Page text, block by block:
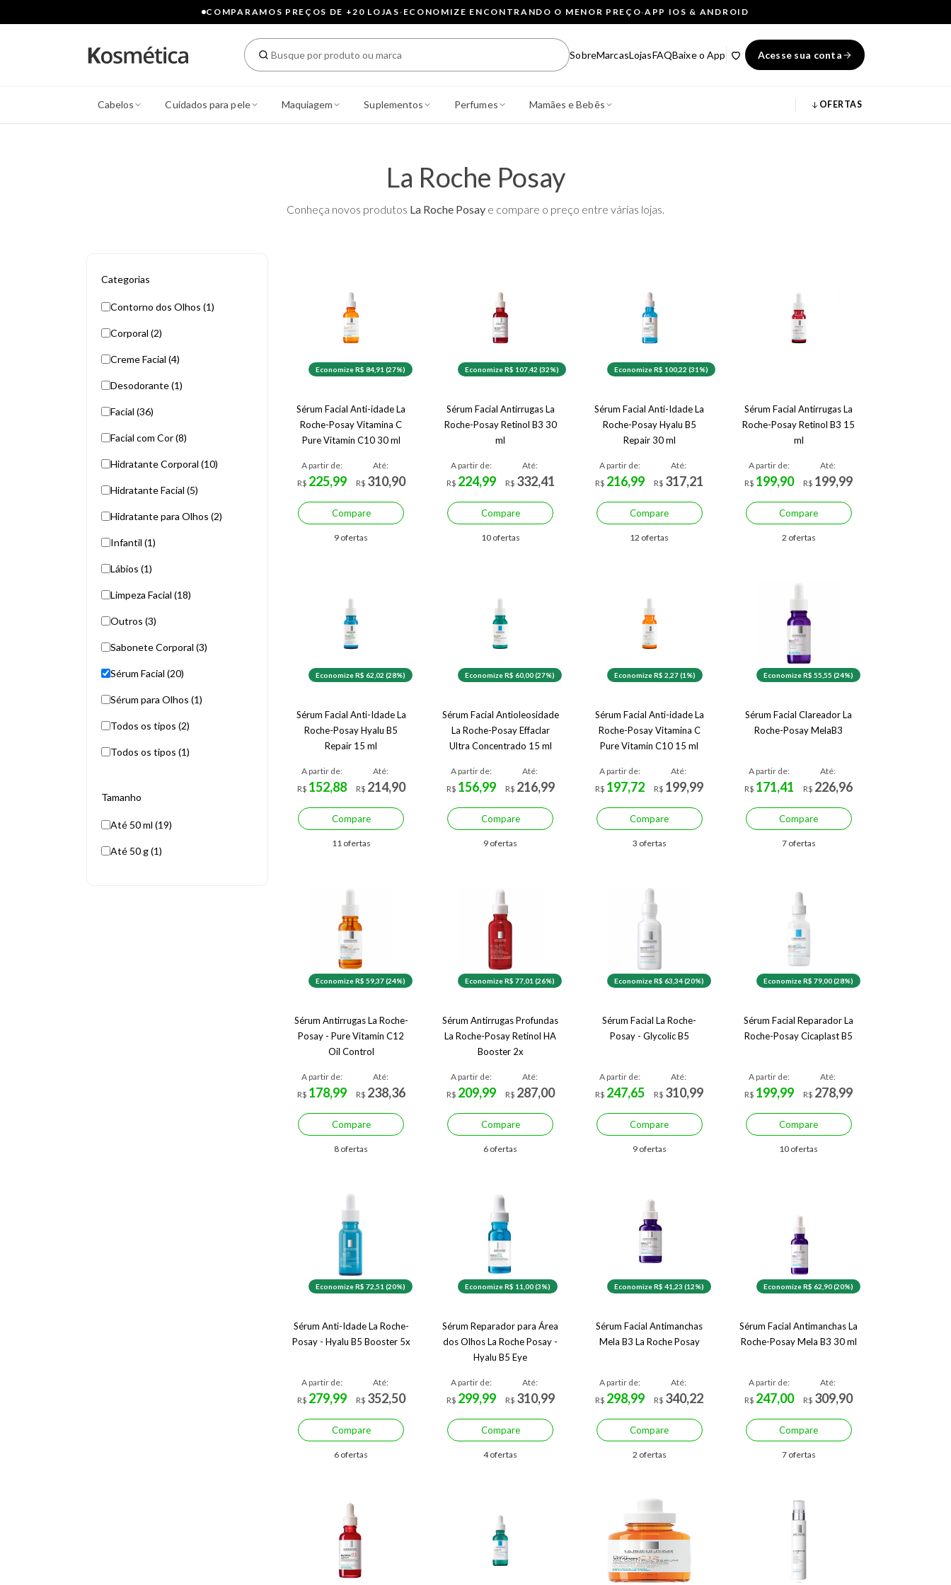
COMPARAMOS PREÇOS DE +20 LOJAS· ECONOMIZE ENCONTRANDO O MENOR PREÇO·APP IOS & ANDROID
SobreMarcasLojasFAQBaixe o App Acesse sua conta
Cabelos Cuidados para pele Maquiagem Suplementos Perfumes Mamães e Bebês OFERTAS
La Roche Posay
Conheça novos produtos La Roche Posay e compare o preço entre várias lojas.
Categorias
Contorno dos Olhos (1)
Corporal (2)
Creme Facial (4)
Desodorante (1)
Facial (36)
Facial com Cor (8)
Hidratante Corporal (10)
Hidratante Facial (5)
Hidratante para Olhos (2)
Infantil (1)
Lábios (1)
Limpeza Facial (18)
Outros (3)
Sabonete Corporal (3)
Sérum Facial (20)
Sérum para Olhos (1)
Todos os tipos (2)
Todos os tipos (1)
Tamanho
Até 50 ml (19)
Até 50 g (1)
Economize R$ 84,91 (27%)
Sérum Facial Anti-idade La
Roche-Posay Vitamina C
Pure Vitamin C10 30 ml
A partir de:
R$ 225,99
Até:
R$ 310,90
Compare
9 ofertas
Economize R$ 107,42 (32%)
Sérum Facial Antirrugas La
Roche-Posay Retinol B3 30
ml
A partir de:
R$ 224,99
Até:
R$ 332,41
Compare
10 ofertas
Economize R$ 100,22 (31%)
Sérum Facial Anti-Idade La
Roche-Posay Hyalu B5
Repair 30 ml
A partir de:
R$ 216,99
Até:
R$ 317,21
Compare
12 ofertas
Sérum Facial Antirrugas La
Roche-Posay Retinol B3 15
ml
A partir de:
R$ 199,90
Até:
R$ 199,99
Compare
2 ofertas
Economize R$ 62,02 (28%)
Sérum Facial Anti-Idade La
Roche-Posay Hyalu B5
Repair 15 ml
A partir de:
R$ 152,88
Até:
R$ 214,90
Compare
11 ofertas
Economize R$ 60,00 (27%)
Sérum Facial Antioleosidade
La Roche-Posay Effaclar
Ultra Concentrado 15 ml
A partir de:
R$ 156,99
Até:
R$ 216,99
Compare
9 ofertas
Economize R$ 2,27 (1%)
Sérum Facial Anti-idade La
Roche-Posay Vitamina C
Pure Vitamin C10 15 ml
A partir de:
R$ 197,72
Até:
R$ 199,99
Compare
3 ofertas
Economize R$ 55,55 (24%)
Sérum Facial Clareador La
Roche-Posay MelaB3
A partir de:
R$ 171,41
Até:
R$ 226,96
Compare
7 ofertas
Economize R$ 59,37 (24%)
Sérum Antirrugas La Roche-
Posay - Pure Vitamin C12
Oil Control
A partir de:
R$ 178,99
Até:
R$ 238,36
Compare
8 ofertas
Economize R$ 77,01 (26%)
Sérum Antirrugas Profundas
La Roche-Posay Retinol HA
Booster 2x
A partir de:
R$ 209,99
Até:
R$ 287,00
Compare
6 ofertas
Economize R$ 63,34 (20%)
Sérum Facial La Roche-
Posay - Glycolic B5
A partir de:
R$ 247,65
Até:
R$ 310,99
Compare
9 ofertas
Economize R$ 79,00 (28%)
Sérum Facial Reparador La
Roche-Posay Cicaplast B5
A partir de:
R$ 199,99
Até:
R$ 278,99
Compare
10 ofertas
Economize R$ 72,51 (20%)
Sérum Anti-Idade La Roche-
Posay - Hyalu B5 Booster 5x
A partir de:
R$ 279,99
Até:
R$ 352,50
Compare
6 ofertas
Economize R$ 11,00 (3%)
Sérum Reparador para Área
dos Olhos La Roche Posay -
Hyalu B5 Eye
A partir de:
R$ 299,99
Até:
R$ 310,99
Compare
4 ofertas
Economize R$ 41,23 (12%)
Sérum Facial Antimanchas
Mela B3 La Roche Posay
A partir de:
R$ 298,99
Até:
R$ 340,22
Compare
2 ofertas
Economize R$ 62,90 (20%)
Sérum Facial Antimanchas La
Roche-Posay Mela B3 30 ml
A partir de:
R$ 247,00
Até:
R$ 309,90
Compare
7 ofertas